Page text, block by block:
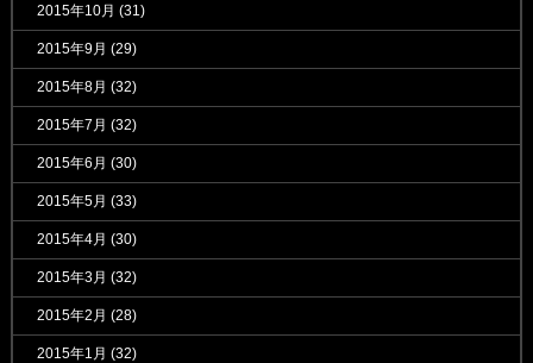
2015年10月 (31)
2015年9月 (29)
2015年8月 (32)
2015年7月 (32)
2015年6月 (30)
2015年5月 (33)
2015年4月 (30)
2015年3月 (32)
2015年2月 (28)
2015年1月 (32)